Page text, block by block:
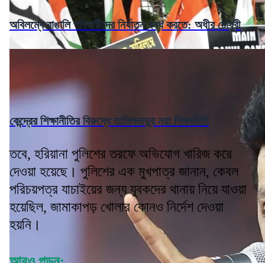
অবিলম্বে বাঙালি পরিযায়ীদের নির্যাতন বন্ধ করতে: অধীর চৌধুরী
কেন্দ্রের শিক্ষানীতির বিরুদ্ধে তামিলনাড়ুর নয়া শিক্ষানীতি
তবে, হরিয়ানা পুলিশের তরফে অভিযোগ খারিজ করে
দেওয়া হয়েছে। পুলিশের এক মুখপাত্র জানান, কেবল
পরিচয়পত্র যাচাইয়ের জন্য যুবকদের থানায় নিয়ে যাওয়া
হয়েছিল, জামাকাপড় খোলার কোনও নির্দেশ দেওয়া
হয়নি।